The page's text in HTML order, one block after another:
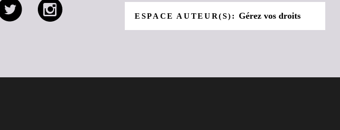
ESPACE AUTEUR(S): Gérez vos droits